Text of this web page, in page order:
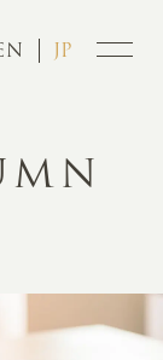
JP